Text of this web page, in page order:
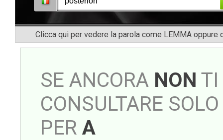
Clicca qui per vedere la parola come LEMMA oppure
SE ANCORA NON TI
CONSULTARE
PER A